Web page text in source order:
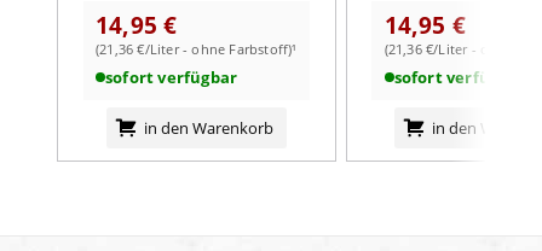
14,95 €
(21,36 €/Liter - ohne Farbstoff)¹
sofort verfügbar
in den Warenkorb
14,95 €
(21,36 €/Liter - ohne
sofort verfügbar
in den